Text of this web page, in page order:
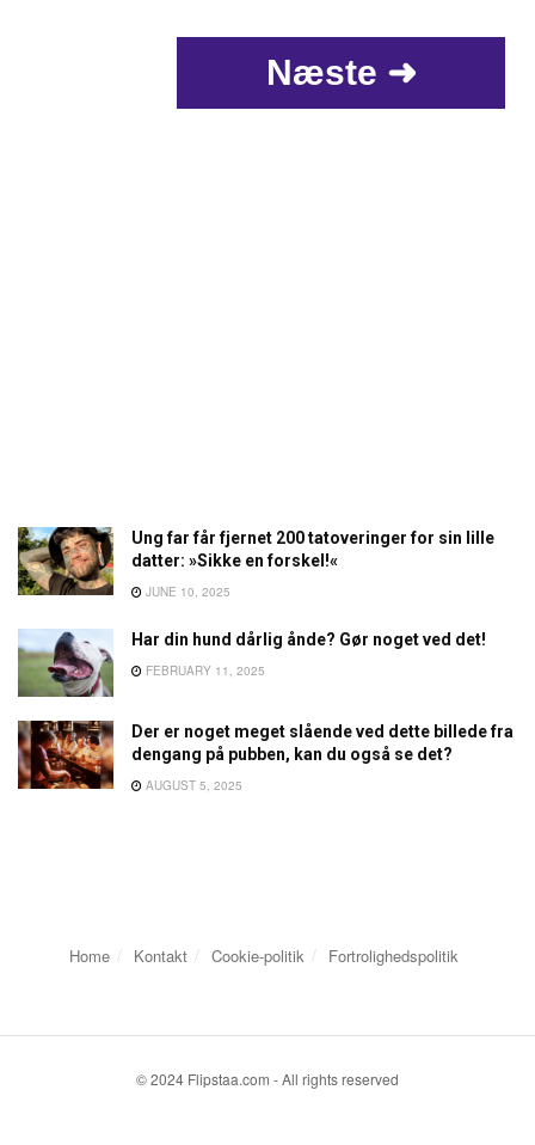
Næste ➜
Ung far får fjernet 200 tatoveringer for sin lille
datter: »Sikke en forskel!«
JUNE 10, 2025
Har din hund dårlig ånde? Gør noget ved det!
FEBRUARY 11, 2025
Der er noget meget slående ved dette billede fra
dengang på pubben, kan du også se det?
AUGUST 5, 2025
Home Kontakt Cookie-politik Fortrolighedspolitik
© 2024 Flipstaa.com - All rights reserved